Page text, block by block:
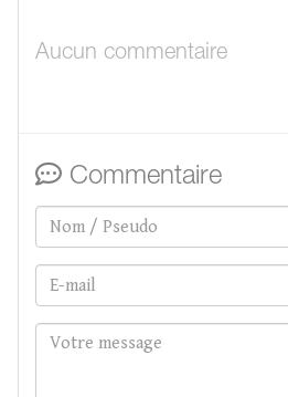
Aucun commentaire
Commentaire